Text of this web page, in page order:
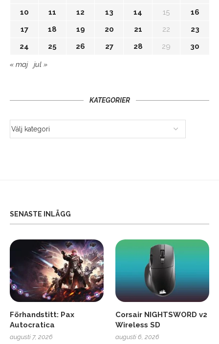
10
11 12 13 14 15
16
17
18 19 20 21 22
23
24
25 26 27 28 29 30
« maj jul »
KATEGORIER
SENASTE INLÄGG
Förhandstitt: Pax
Autocratica
augusti 7, 2026
Corsair NIGHTSWORD v2
Wireless SD
augusti 6, 2026